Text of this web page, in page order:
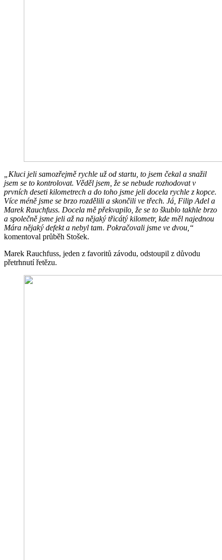
„Kluci jeli samozřejmě rychle už od startu, to jsem čekal a snažil
jsem se to kontrolovat. Věděl jsem, že se nebude rozhodovat v
prvních deseti kilometrech a do toho jsme jeli docela rychle z kopce.
Více méně jsme se brzo rozdělili a skončili ve třech. Já, Filip Adel a
Marek Rauchfuss. Docela mě překvapilo, že se to škublo takhle brzo
a společně jsme jeli až na nějaký třicátý kilometr, kde měl najednou
Mára nějaký defekt a nebyl tam. Pokračovali jsme ve dvou,“
komentoval průběh Stošek.
Marek Rauchfuss, jeden z favoritů závodu, odstoupil z důvodu
přetrhnutí řetězu.